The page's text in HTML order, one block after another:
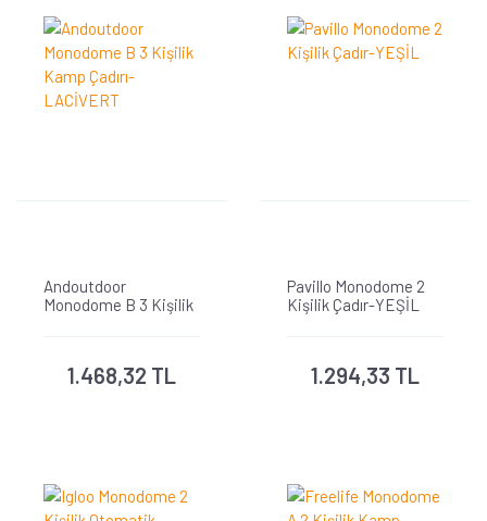
Andoutdoor
Monodome B 3 Kişilik
1.468,32 TL
Pavillo Monodome 2
Kişilik Çadır-YEŞİL
1.294,33 TL